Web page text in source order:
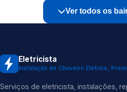
Ver todos os
Eletricista
Instalação de Chuveiro Elétrico,
Serviços de eletricista, instalações,